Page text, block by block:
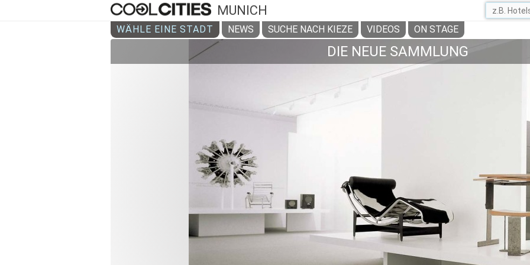
MUNICH
WÄHLE EINE STADT NEWS SUCHE NACH KIEZE VIDEOS ON STAGE
DIE NEUE SAMMLUNG